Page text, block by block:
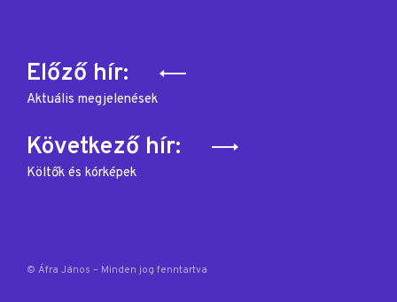
Bejegyzés
navigáció
Előző hír:
Aktuális megjelenések
Következő hír:
Költők és kórképek
© Áfra János – Minden jog fenntartva